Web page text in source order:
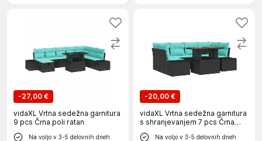
-27,00 €
vidaXL Vrtna sedežna garnitura
9 pcs Črna poli ratan
Na voljo v 3-5 delovnih dneh
-20,00 €
vidaXL Vrtna sedežna garnitura
s shranjevanjem 7 pcs Črna
Poly ratan
Na voljo v 3-5 delovnih dneh